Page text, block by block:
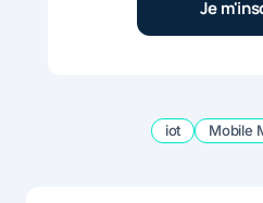
iot Mobile